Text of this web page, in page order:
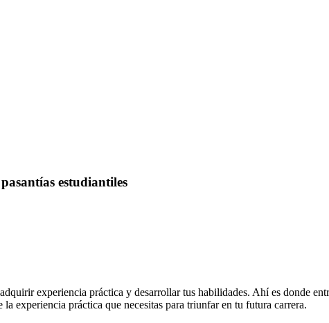
estudiantiles
experiencia práctica y desarrollar tus habilidades. Ahí es donde
experiencia práctica que necesitas para triunfar en tu futura carrera.